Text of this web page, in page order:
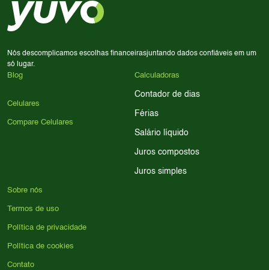
processador e bateria são essenciais. Use nossos filtros
para encontrar o celular ideal.
Nós descomplicamos escolhas financeirasjuntando dados confiáveis em um
só lugar.
Blog
Celulares
Compare Celulares
Calculadoras
Contador de dias
Férias
Salário líquido
Juros compostos
Juros simples
Sobre nós
Termos de uso
Política de privacidade
Política de cookies
Contato